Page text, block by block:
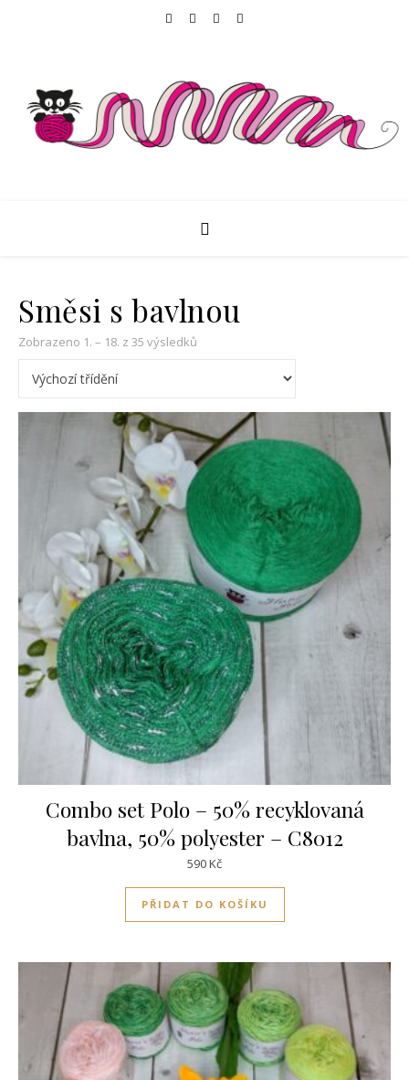
Směsi s bavlnou
Zobrazeno 1. – 18. z 35 výsledků
Combo set Polo – 50% recyklovaná
bavlna, 50% polyester – C8012
590Kč
PŘIDAT DO KOŠÍKU